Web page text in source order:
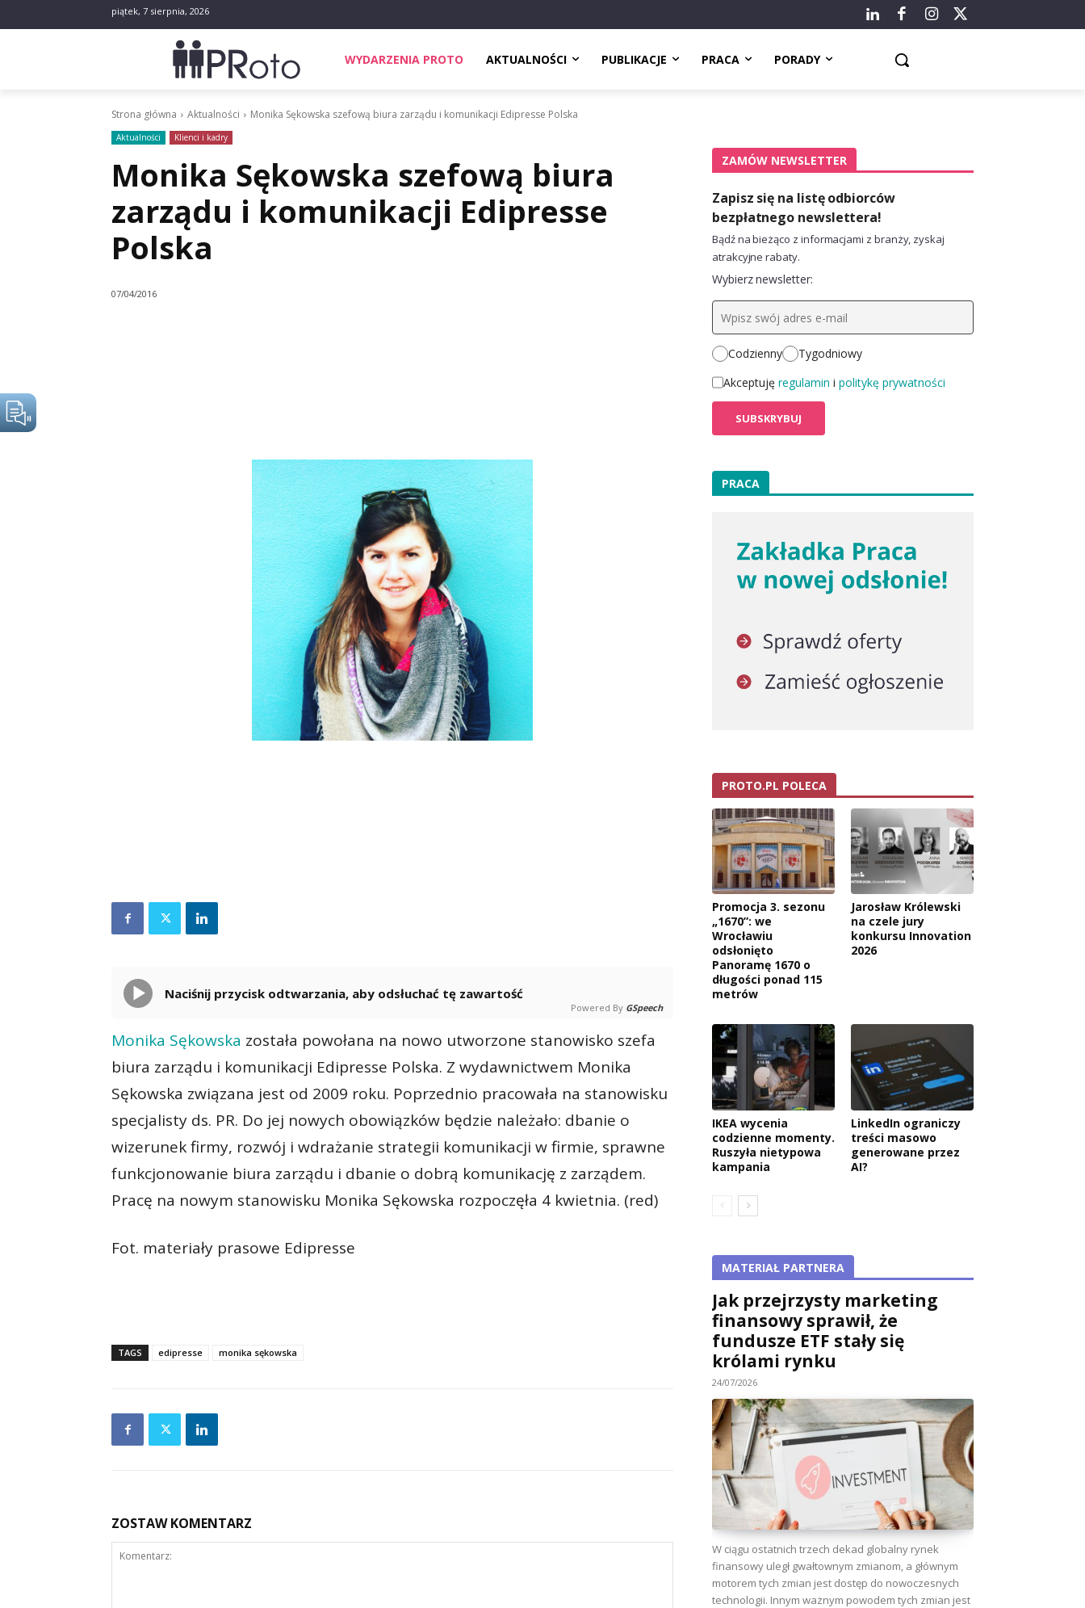
piątek, 7 sierpnia, 2026
WYDARZENIA PROTO AKTUALNOŚCI PUBLIKACJE PRACA PORADY
Strona główna Aktualności Monika Sękowska szefową biura zarządu i komunikacji Edipresse Polska
Aktualności Klienci i kadry
Monika Sękowska szefową biura
zarządu i komunikacji Edipresse
Polska
07/04/2016
Naciśnij przycisk odtwarzania, aby odsłuchać tę zawartość
Powered By GSpeech
Monika Sękowska została powołana na nowo utworzone stanowisko szefa
biura zarządu i komunikacji Edipresse Polska. Z wydawnictwem Monika
Sękowska związana jest od 2009 roku. Poprzednio pracowała na stanowisku
specjalisty ds. PR. Do jej nowych obowiązków będzie należało: dbanie o
wizerunek firmy, rozwój i wdrażanie strategii komunikacji w firmie, sprawne
funkcjonowanie biura zarządu i dbanie o dobrą komunikację z zarządem.
Pracę na nowym stanowisku Monika Sękowska rozpoczęła 4 kwietnia. (red)
Fot. materiały prasowe Edipresse
TAGS edipresse monika sękowska
ZOSTAW KOMENTARZ
ZAMÓW NEWSLETTER
Zapisz się na listę odbiorców
bezpłatnego newslettera!
Bądź na bieżąco z informacjami z branży, zyskaj
atrakcyjne rabaty.
Wybierz newsletter:
Codzienny
Tygodniowy
Akceptuję regulamin i politykę prywatności
PRACA
PROTO.PL POLECA
Promocja 3. sezonu
„1670”: we
Wrocławiu
odsłonięto
Panoramę 1670 o
długości ponad 115
metrów
Jarosław Królewski
na czele jury
konkursu Innovation
2026
IKEA wycenia
codzienne momenty.
Ruszyła nietypowa
kampania
LinkedIn ograniczy
treści masowo
generowane przez
AI?
MATERIAŁ PARTNERA
Jak przejrzysty marketing
finansowy sprawił, że
fundusze ETF stały się
królami rynku
24/07/2026
W ciągu ostatnich trzech dekad globalny rynek
finansowy uległ gwałtownym zmianom, a głównym
motorem tych zmian jest dostęp do nowoczesnych
technologii. Innym ważnym powodem tych zmian jest